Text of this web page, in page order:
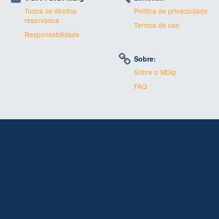
Todos os direitos
reservados
Responsabilidade
Política de privaciodade
Termos de uso
Sobre:
Sobre o MDig
FAQ